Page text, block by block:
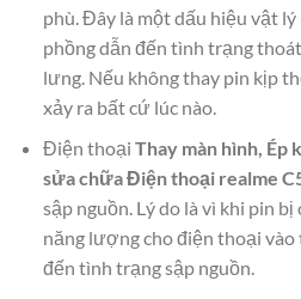
phù. Đây là một dấu hiệu vật
phồng dẫn đến tình trạng
lưng. Nếu không thay pin kịp
xảy ra bất cứ lúc nào.
Điện thoại Thay màn hình, Ép
sửa chữa Điện thoại realme
sập nguồn. Lý do là vì khi pin
năng lượng cho điện thoại
đến tình trạng sập nguồn.